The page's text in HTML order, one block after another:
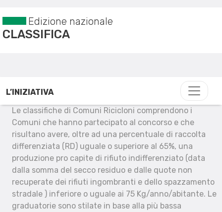
Edizione nazionale
CLASSIFICA
L’INIZIATIVA
Le classifiche di Comuni Ricicloni comprendono i
Comuni che hanno partecipato al concorso e che
risultano avere, oltre ad una percentuale di raccolta
differenziata (RD) uguale o superiore al 65%, una
produzione pro capite di rifiuto indifferenziato (data
dalla somma del secco residuo e dalle quote non
recuperate dei rifiuti ingombranti e dello spazzamento
stradale ) inferiore o uguale ai 75 Kg/anno/abitante. Le
graduatorie sono stilate in base alla più bassa